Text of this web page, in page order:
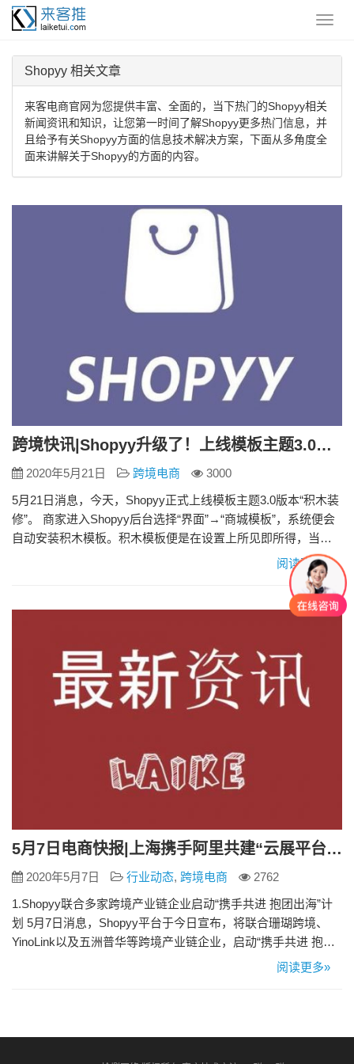
Shopyy 相关文章
来客电商官网为您提供丰富、全面的，当下热门的Shopyy相关
新闻资讯和知识，让您第一时间了解Shopyy更多热门信息，并
且给予有关Shopyy方面的信息技术解决方案，下面从多角度全
面来讲解关于Shopyy的方面的内容。
跨境快讯|Shopyy升级了！上线模板主题3.0版本“积木装修”
2020年5月21日 跨境电商
3000
5月21日消息，今天，Shopyy正式上线模板主题3.0版本“积木装
修”。 商家进入Shopyy后台选择“界面”→“商城模板”，系统便会
自动安装积木模板。积木模板便是在设置上所见即所得，当商
户在左侧做了改动后，右侧网站前台视窗内也会有对应的改
变。 同时，右侧的显示效果可以在左侧通过鼠标拖动的方式，
进行框架布局调整。调整好后，商家也可以在右侧视窗内进行
可视化编辑。 此外 ，SHOPYY采用响应式模板…
阅读更多»
5月7日电商快报|上海携手阿里共建“云展平台” 打造覆盖全行业的云上会展第一平台
2020年5月7日 行业动态, 跨境电商
2762
1.Shopyy联合多家跨境产业链企业启动“携手共进 抱团出海”计
划 5月7日消息，Shopyy平台于今日宣布，将联合珊瑚跨境、
YinoLink以及五洲普华等跨境产业链企业，启动“携手共进 抱团
出海”计划。 2.上海携手阿里共建“云展平台” 打造覆盖全行业的
阅读更多»